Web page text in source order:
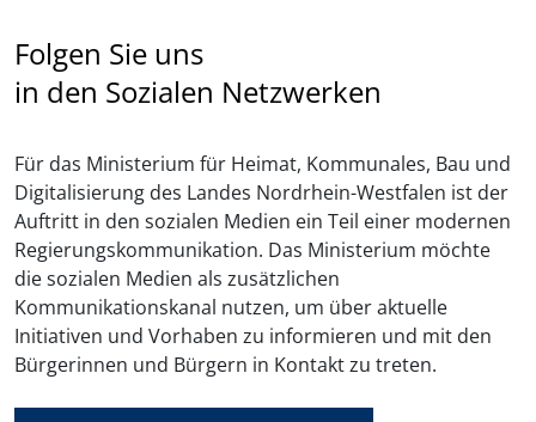
Folgen Sie uns
in den Sozialen Netzwerken
Für das Ministerium für Heimat, Kommunales, Bau und
Digitalisierung des Landes Nordrhein-Westfalen ist der
Auftritt in den sozialen Medien ein Teil einer modernen
Regierungskommunikation. Das Ministerium möchte
die sozialen Medien als zusätzlichen
Kommunikationskanal nutzen, um über aktuelle
Initiativen und Vorhaben zu informieren und mit den
Bürgerinnen und Bürgern in Kontakt zu treten.